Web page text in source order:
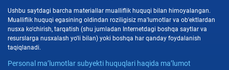
Ushbu saytdagi barcha materiallar mualliflik huquqi bilan himoyalangan.
Mualliflik huquqi egasining oldindan roziligisiz ma'lumotlar va ob'ektlardan
nusxa ko'chirish, tarqatish (shu jumladan Internetdagi boshqa saytlar va
resurslarga nusxalash yo'li bilan) yoki boshqa har qanday foydalanish
taqiqlanadi.
Personal ma’lumotlar subyekti huquqlari haqida ma’lumot